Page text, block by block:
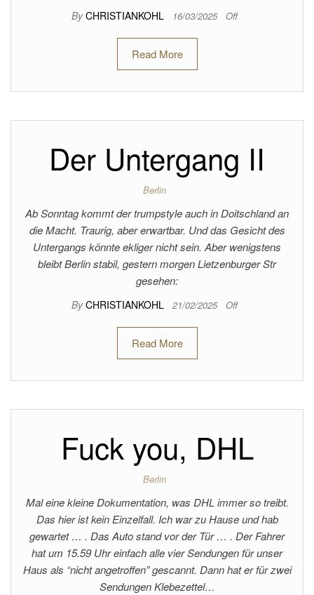
By CHRISTIANKOHL 16/03/2025 Off
Read More
Der Untergang II
Berlin
Ab Sonntag kommt der trumpstyle auch in Doitschland an
die Macht. Traurig, aber erwartbar. Und das Gesicht des
Untergangs könnte ekliger nicht sein. Aber wenigstens
bleibt Berlin stabil, gestern morgen Lietzenburger Str
gesehen:
By CHRISTIANKOHL 21/02/2025 Off
Read More
Fuck you, DHL
Berlin
Mal eine kleine Dokumentation, was DHL immer so treibt.
Das hier ist kein Einzelfall. Ich war zu Hause und hab
gewartet … . Das Auto stand vor der Tür … . Der Fahrer
hat um 15.59 Uhr einfach alle vier Sendungen für unser
Haus als “nicht angetroffen” gescannt. Dann hat er für zwei
Sendungen Klebezettel…